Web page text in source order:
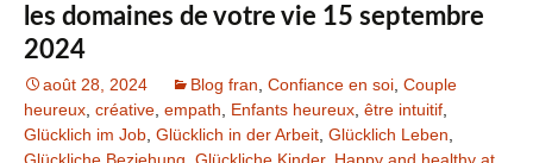
les domaines de votre vie 15 septembre
2024
août 28, 2024 Blog fran Confiance en soi Couple
heureux créative empath Enfants heureux être intuitif
Glücklich im Job Glücklich in der Arbeit Glücklich Leben